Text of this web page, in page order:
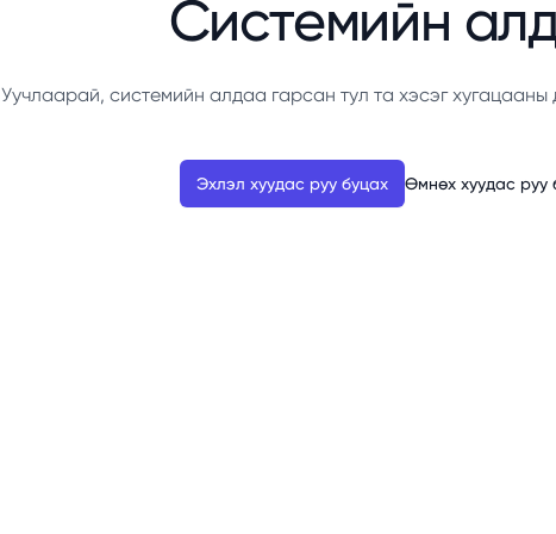
Системийн
Уучлаарай, системийн алдаа гарсан тул та хэсэг
Эхлэл хуудас руу буцах Өмнөх хуудас руу